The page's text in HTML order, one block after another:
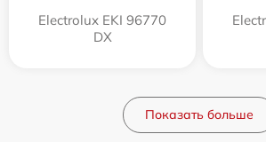
Electrolux EKI 96770
DX
Показать больше